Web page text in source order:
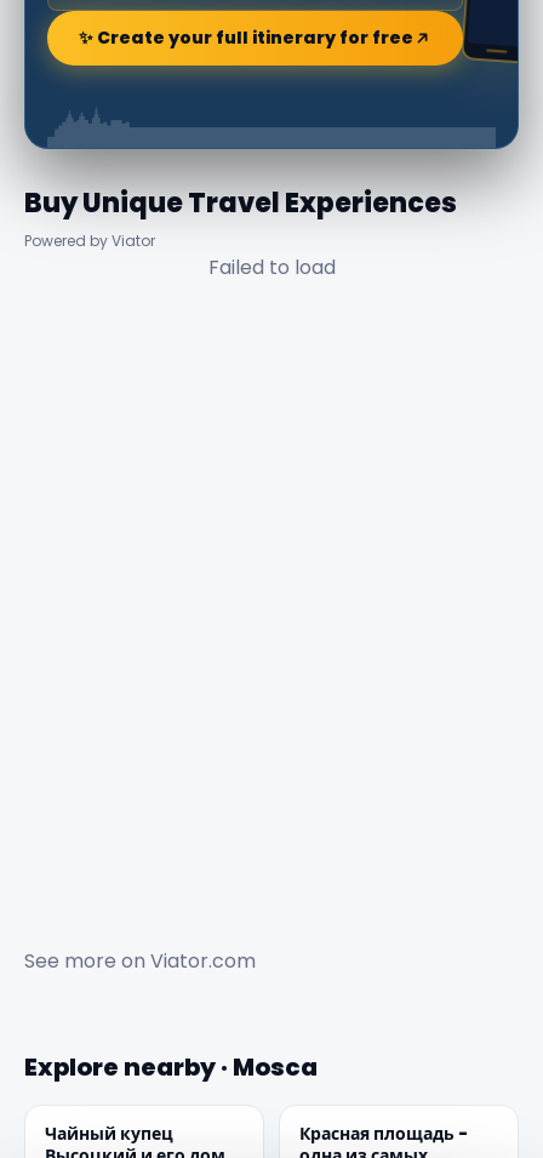
✨ Create your full itinerary for free
Buy Unique Travel Experiences
Powered by Viator
Failed to load
See more on Viator.com
Explore nearby · Mosca
Чайный купец
Красная площадь -